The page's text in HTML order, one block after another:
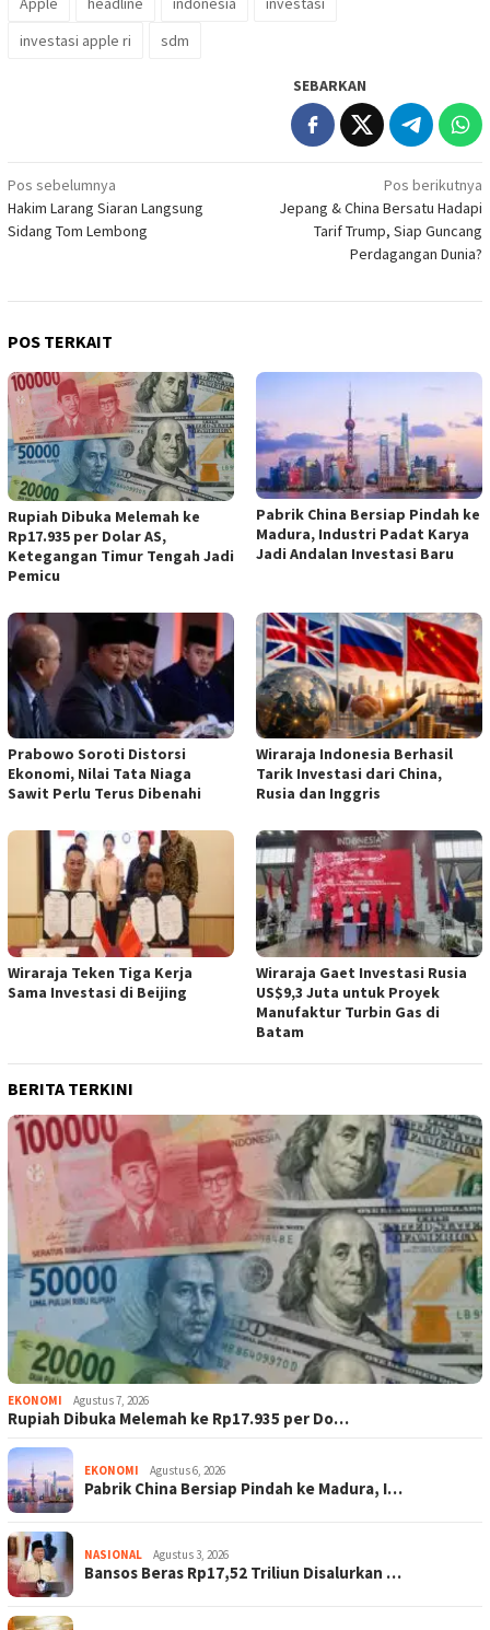
investasi apple ri
sdm
SEBARKAN
Navigasi
pos
Pos sebelumnya
Hakim Larang Siaran Langsung
Sidang Tom Lembong
Pos berikutnya
Jepang & China Bersatu Hadapi
Tarif Trump, Siap Guncang
Perdagangan Dunia?
POS TERKAIT
Rupiah Dibuka Melemah ke
Rp17.935 per Dolar AS,
Ketegangan Timur Tengah Jadi
Pemicu
Pabrik China Bersiap Pindah ke
Madura, Industri Padat Karya
Jadi Andalan Investasi Baru
Prabowo Soroti Distorsi
Ekonomi, Nilai Tata Niaga
Sawit Perlu Terus Dibenahi
Wiraraja Indonesia Berhasil
Tarik Investasi dari China,
Rusia dan Inggris
Wiraraja Teken Tiga Kerja
Sama Investasi di Beijing
Wiraraja Gaet Investasi Rusia
US$9,3 Juta untuk Proyek
Manufaktur Turbin Gas di
Batam
BERITA TERKINI
EKONOMI Agustus 7, 2026
Rupiah Dibuka Melemah ke Rp17.935 per Do…
EKONOMI Agustus 6, 2026
Pabrik China Bersiap Pindah ke Madura, I…
NASIONAL Agustus 3, 2026
Bansos Beras Rp17,52 Triliun Disalurkan …